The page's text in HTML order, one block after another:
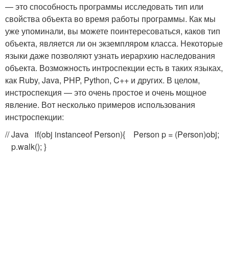
— это способность программы исследовать тип или
свойства объекта во время работы программы. Как мы
уже упоминали, вы можете поинтересоваться, каков тип
объекта, является ли он экземпляром класса. Некоторые
языки даже позволяют узнать иерархию наследования
объекта. Возможность интроспекции есть в таких языках,
как Ruby, Java, PHP, Python, C++ и других. В целом,
инстроспекция — это очень простое и очень мощное
явление. Вот несколько примеров использования
инстроспекции:
// Java if(obj instanceof Person){ Person p = (Person)obj;
p.walk(); }